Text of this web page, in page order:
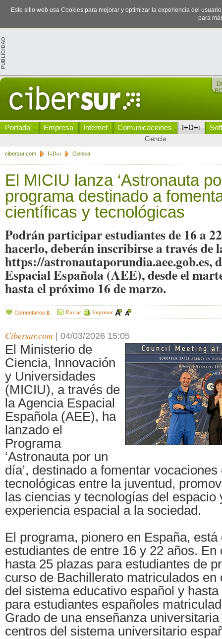
Este sitio web usa Cookies para mejorar y optimizar la experiencia del
para
Portada Empresa Internet Comunicaciones I+D+i
Ciencia
cibersur.com I+D+i Ciencia
El MICIU lanza ‘Astronauta
programa destinado a
científicas y tecnológicas
Podrán participar estudiantes de 16 a
hacerlo, deberán inscribirse a través de
https://astronautaporundia.aee.gob.es,
Espacial Española (AEE), desde el
hasta el próximo 16 de marzo.
Comentarios 0 Enviar Imprimir
Cibersur.com 04/03/2026 15:05
El Ministerio de
Ciencia, Innovación
y Universidades
(MICIU), a través de
la Agencia Espacial
Española (AEE), ha
lanzado el
Programa
‘Astronauta por un
día’, destinado a fomentar
tecnológicas entre la juventud,
las ciencias y tecnologías del espacio
experiencia espacial a la sociedad.
El programa, pionero en España, está
estudiantes de entre 16 y 22 años. En
hasta 25 plazas para estudiantes de
curso de Bachillerato matriculados en
del sistema educativo español y
para estudiantes españoles
Grado de una enseñanza
centros del sistema universitario